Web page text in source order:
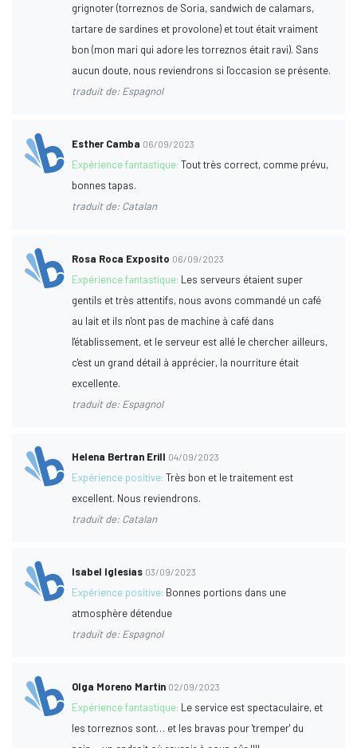
grignoter (torreznos de Soria, sandwich de calamars,
tartare de sardines et provolone) et tout était vraiment
bon (mon mari qui adore les torreznos était ravi). Sans
aucun doute, nous reviendrons si l'occasion se présente.
traduit de: Espagnol
Esther Camba 06/09/2023
Expérience fantastique:Tout très correct, comme prévu,
bonnes tapas.
traduit de: Catalan
Rosa Roca Exposito 06/09/2023
Expérience fantastique: Les serveurs étaient super
gentils et très attentifs, nous avons commandé un café
au lait et ils n'ont pas de machine à café dans
l'établissement, et le serveur est allé le chercher ailleurs,
c'est un grand détail à apprécier, la nourriture était
excellente.
traduit de: Espagnol
Helena Bertran Erill 04/09/2023
Expérience positive:Très bon et le traitement est
excellent. Nous reviendrons.
traduit de: Catalan
Isabel Iglesias 03/09/2023
Expérience positive: Bonnes portions dans une
atmosphère détendue
traduit de: Espagnol
Olga Moreno Martin 02/09/2023
Expérience fantastique: Le service est spectaculaire, et
les torreznos sont… et les bravas pour 'tremper' du